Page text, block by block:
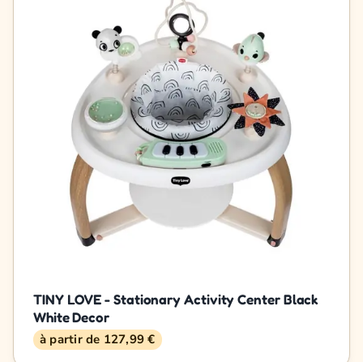
TINY LOVE - Stationary Activity Center Black
White Decor
à partir de 127,99 €